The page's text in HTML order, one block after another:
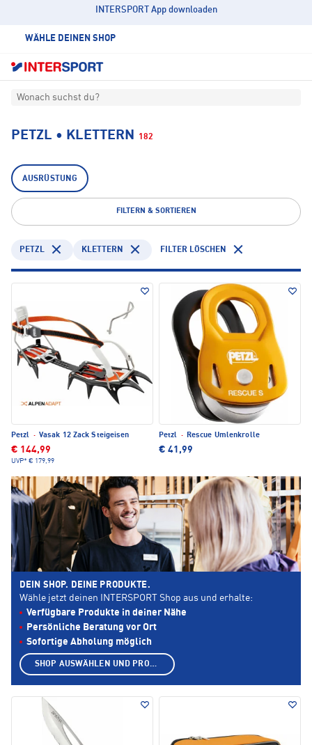
INTERSPORT App downloaden
WÄHLE DEINEN SHOP
Wonach suchst du?
PETZL • KLETTERN 182
AUSRÜSTUNG
FILTERN & SORTIEREN
PETZL KLETTERN FILTER LÖSCHEN
Petzl · Vasak 12 Zack Steigeisen
€ 144,99
UVP* € 179,99
Petzl · Rescue Umlenkrolle
€ 41,99
DEIN SHOP. DEINE PRODUKTE.
Wähle jetzt deinen INTERSPORT Shop aus und erhalte:
Verfügbare Produkte in deiner Nähe
Persönliche Beratung vor Ort
Sofortige Abholung möglich
SHOP AUSWÄHLEN UND PRODUKTE ANZEIGEN